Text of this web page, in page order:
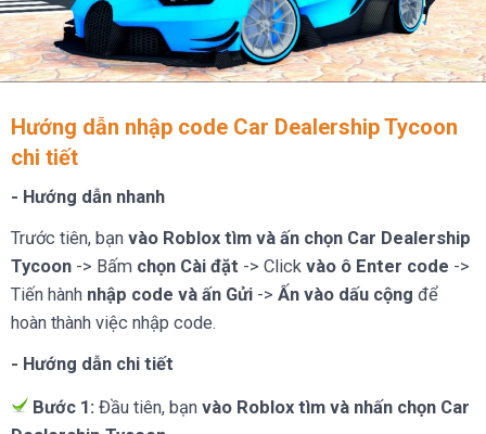
Hướng dẫn nhập code Car Dealership Tycoon
chi tiết
- Hướng dẫn nhanh
Trước tiên, bạn vào Roblox tìm và ấn chọn Car Dealership
Tycoon -> Bấm chọn Cài đặt -> Click vào ô Enter code ->
Tiến hành nhập code và ấn Gửi -> Ấn vào dấu cộng để
hoàn thành việc nhập code.
- Hướng dẫn chi tiết
Bước 1: Đầu tiên, bạn vào Roblox tìm và nhấn chọn Car